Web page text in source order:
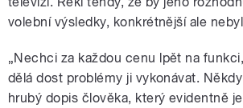
volební výsledky, konkrétnější ale
„Nechci za každou cenu lpět na
dělá dost problémy ji vykonávat.
hrubý dopis člověka, který evidentně